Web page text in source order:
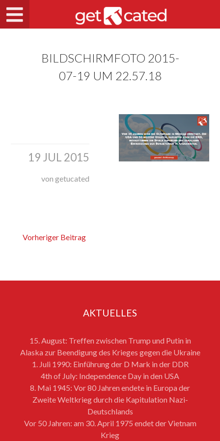
BILDSCHIRMFOTO 2015-
07-19 UM 22.57.18
19 JUL 2015
von getucated
Vorheriger Beitrag
AKTUELLES
15. August: Treffen zwischen Trump und Putin in
Alaska zur Beendigung des Krieges gegen die Ukraine
1. Juli 1990: Einführung der D Mark in der DDR
4th of July: Independence Day in den USA
8. Mai 1945: Vor 80 Jahren endete in Europa der
Zweite Weltkrieg durch die Kapitulation Nazi-
Deutschlands
Vor 50 Jahren: am 30. April 1975 endet der Vietnam
Krieg